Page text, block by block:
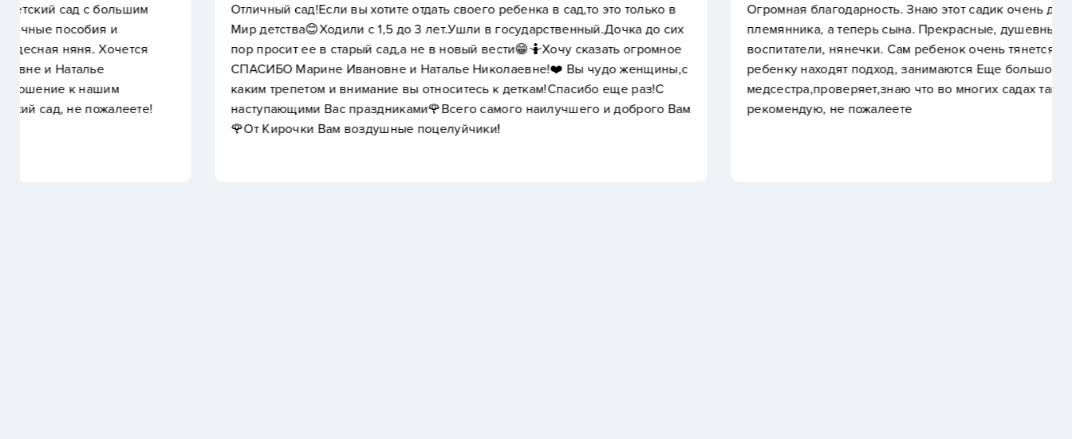
Отличный сад!Если вы хотите отдать своего ребенка в сад,то это только в
Мир детства😊Ходили с 1,5 до 3 лет.Ушли в государственный.Дочка до сих
пор просит ее в старый сад,а не в новый вести😁🤷Хочу сказать огромное
СПАСИБО Марине Ивановне и Наталье Николаевне!❤️ Вы чудо женщины,с
каким трепетом и внимание вы относитесь к деткам!Спасибо еще раз!С
наступающими Вас праздниками🌹Всего самого наилучшего и доброго Вам
🌹От Кирочки Вам воздушные поцелуйчики!
Огромная благодарность. Знаю этот садик очень давно, водила сюда
племянника, а теперь сына. Прекрасные, душевные, такие теплые
воспитатели, нянечки. Сам ребенок очень тянется, любит их. К любому
ребенку находят подход, занимаются Еще большой плюс, что приходит
медсестра,проверяет,знаю что во многих садах такого нетВсем
рекомендую, не пожалеете